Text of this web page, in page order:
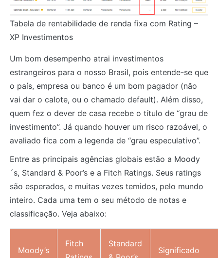
Tabela de rentabilidade de renda fixa com Rating –
XP Investimentos
Um bom desempenho atrai investimentos
estrangeiros para o nosso Brasil, pois entende-se que
o país, empresa ou banco é um bom pagador (não
vai dar o calote, ou o chamado default). Além disso,
quem fez o dever de casa recebe o título de “grau de
investimento”. Já quando houver um risco razoável, o
avaliado fica com a legenda de “grau especulativo”.
Entre as principais agências globais estão a Moody
´s, Standard & Poor’s e a Fitch Ratings. Seus ratings
são esperados, e muitas vezes temidos, pelo mundo
inteiro. Cada uma tem o seu método de notas e
classificação. Veja abaixo:
Moody’s
Fitch
Standard
Significado